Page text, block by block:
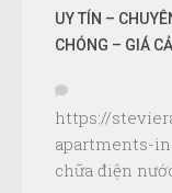
UY TÍN –
CHÓNG – GIÁ
https://
apartments-
chữa điện